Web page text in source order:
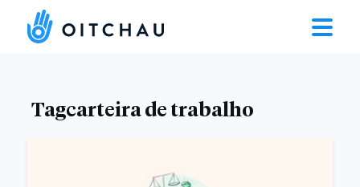
Tagcarteira de trabalho